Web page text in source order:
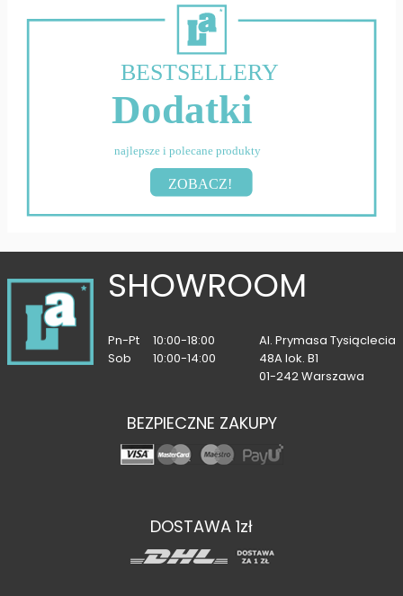
BESTSELLERY
Dodatki
najlepsze i polecane produkty
ZOBACZ!
SHOWROOM
Pn-Pt
10:00-18:00
Sob
10:00-14:00
Al. Prymasa Tysiąclecia
48A lok. B1
01-242 Warszawa
BEZPIECZNE ZAKUPY
DOSTAWA 1zł